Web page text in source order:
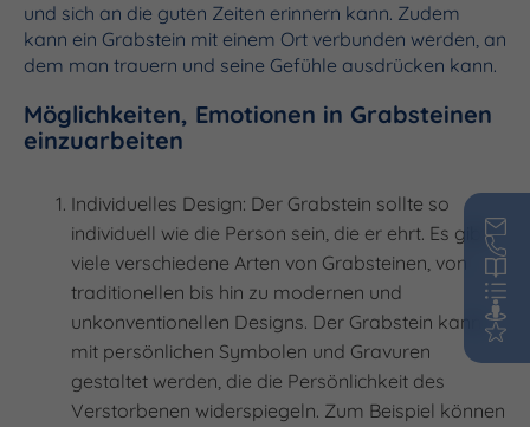
und sich an die guten Zeiten erinnern kann. Zudem
kann ein Grabstein mit einem Ort verbunden werden, an
dem man trauern und seine Gefühle ausdrücken kann.
Möglichkeiten, Emotionen in Grabsteinen
einzuarbeiten
Individuelles Design: Der Grabstein sollte so
individuell wie die Person sein, die er ehrt. Es gibt
viele verschiedene Arten von Grabsteinen, von
traditionellen bis hin zu modernen und
unkonventionellen Designs. Der Grabstein kann
mit persönlichen Symbolen und Gravuren
gestaltet werden, die die Persönlichkeit des
Verstorbenen widerspiegeln. Zum Beispiel können